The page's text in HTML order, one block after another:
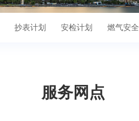
抄表计划 安检计划 燃气安全
服务网点